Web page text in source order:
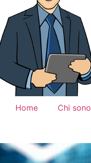
Home Chi sono